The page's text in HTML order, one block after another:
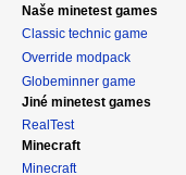
Naše minetest games
Classic technic game
Override modpack
Globeminner game
Jiné minetest games
RealTest
Minecraft
Minecraft